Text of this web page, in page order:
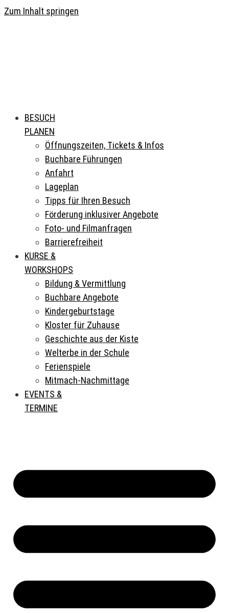
Zum Inhalt springen
BESUCH
PLANEN
Öffnungszeiten, Tickets & Infos
Buchbare Führungen
Anfahrt
Lageplan
Tipps für Ihren Besuch
Förderung inklusiver Angebote
Foto- und Filmanfragen
Barrierefreiheit
KURSE &
WORKSHOPS
Bildung & Vermittlung
Buchbare Angebote
Kindergeburtstage
Kloster für Zuhause
Geschichte aus der Kiste
Welterbe in der Schule
Ferienspiele
Mitmach-Nachmittage
EVENTS &
TERMINE